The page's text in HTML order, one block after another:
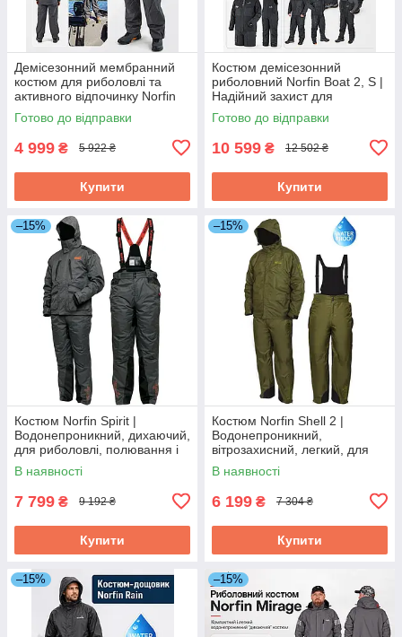
Демісезонний мембранний
костюм для риболовлі та
активного відпочинку Norfin
Mist, S | Тривалий і надійний
захист від дощу та вітру
Готово до відправки
4 999 ₴ 5 922 ₴
Купити
Костюм демісезонний
риболовний Norfin Boat 2, S |
Надійний захист для
комфортної риболовлі в
будь-яку погоду
Готово до відправки
10 599 ₴ 12 502 ₴
Купити
–15%
Костюм Norfin Spirit |
Водонепроникний, дихаючий,
для риболовлі, полювання і
туризму в міжсезоння, XL (56-
58)
В наявності
7 799 ₴ 9 192 ₴
Купити
–15%
Костюм Norfin Shell 2 |
Водонепроникний,
вітрозахисний, легкий, для
риболовлі, полювання і
туризму в міжсезоння, M (48-
В наявності
6 199 ₴ 7 304 ₴
Купити
–15% –15%